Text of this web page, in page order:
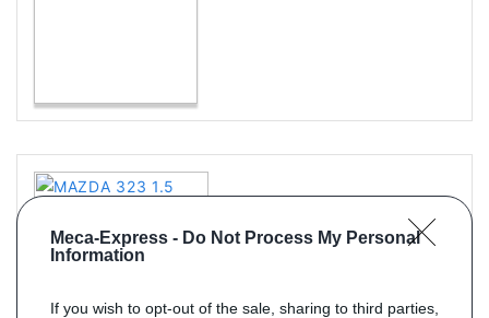
Meca-Express - Do Not Process My Personal
Information
If you wish to opt-out of the sale, sharing to third parties,